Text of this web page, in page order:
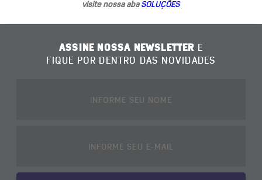
visite nossa aba SOLUÇÕES
ASSINE NOSSA NEWSLETTER E
FIQUE POR DENTRO DAS NOVIDADES